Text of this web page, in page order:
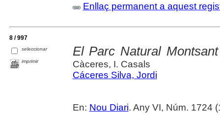
Enllaç permanent a aquest
8 / 997
seleccionar
imprimir
El Parc Natural
Càceres, I. Casals
Cáceres Silva, Jordi
En: Nou Diari. Any VI, Núm. 1724